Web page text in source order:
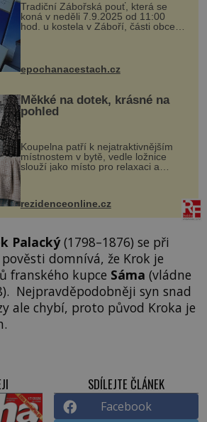
Tradiční Zábořská pouť, která se
koná v neděli 7.9.2025 od 11:00
hod. u kostela v Záboří, části obce
Kly u Mělníka. V programu naleznete
komentovanou prohlídku kostela,
epochanacestach.cz
Měkké na dotek, krásné na
pohled
Koupelna patří k nejatraktivnějším
místnostem v bytě, vedle ložnice
slouží jako místo pro relaxaci a
odpočinek. Koupelnový textil –
ručníky, osušky a koberečky –
mohou jako mávnutím kouzelného
proutku...
rezidenceonline.cz
Palacký(1798–1876) se při
domnívá, že Krok je
franského kupce Sáma (vládne
Nejpravděpodobněji syn snad
ale chybí, proto původ Kroka je
SDÍLEJTE ČLÁNEK
Facebook